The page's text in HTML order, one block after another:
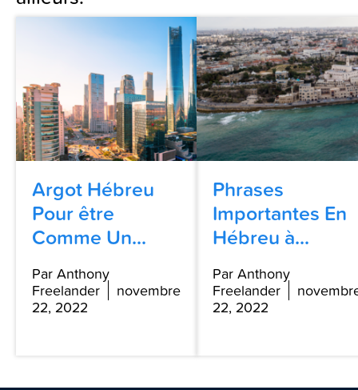
Argot Hébreu
Pour être
Comme Un...
Par Anthony
Freelander
novembre
22, 2022
Phrases
Importantes En
Hébreu à...
Par Anthony
Freelander
22, 2022